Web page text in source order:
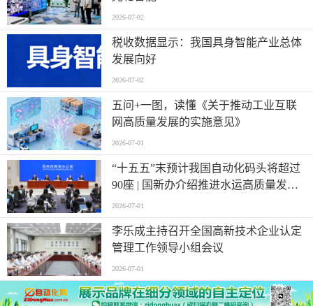
2026-07-02
税收数据显示：我国具身智能产业总体
发展向好
2026-07-02
五问+一图，读懂《关于推动工业互联
网高质量发展的实施意见》
2026-07-01
“十五五”末预计我国自动化码头将超过
90座 | 国新办介绍推进水运高质量发展
有关情况
2026-07-01
李乐成主持召开全国高新技术企业认定
管理工作领导小组会议
2026-07-01